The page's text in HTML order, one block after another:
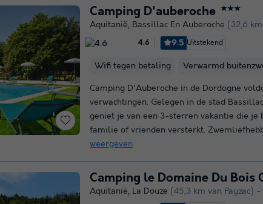
Camping D'auberoche ★★★
Aquitanië, Bassillac En Auberoche (32,6
4.6 9.5 Uitstekend
Wifi tegen betaling Verwarmd
Camping D'Auberoche in de Dordogne
verwachtingen. Gelegen in de stad
geniet je van een 3-sterren vakantie die je
familie of vrienden versterkt.
weergeven
Camping le Domaine Du Bois
Aquitanië, La Douze (45,3 km van Payzac)